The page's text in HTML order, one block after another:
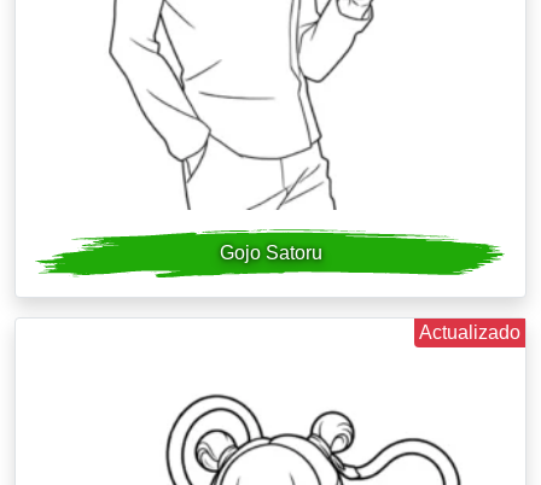
Gojo Satoru
Actualizado